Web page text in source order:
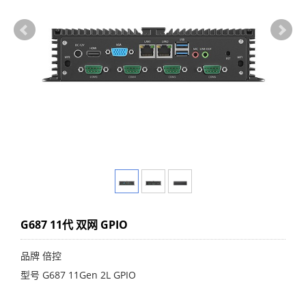
G687 11代 双网 GPIO
品牌 倍控
型号 G687 11Gen 2L GPIO